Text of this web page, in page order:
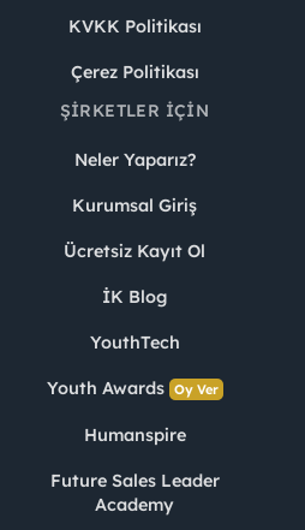
KVKK Politikası
Çerez Politikası
ŞIRKETLER İÇIN
Neler Yaparız?
Kurumsal Giriş
Ücretsiz Kayıt Ol
İK Blog
YouthTech
Youth Awards Oy Ver
Humanspire
Future Sales Leader
Academy